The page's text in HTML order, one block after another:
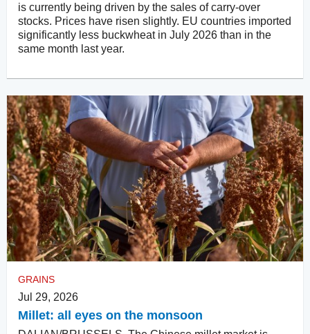
is currently being driven by the sales of carry-over
stocks. Prices have risen slightly. EU countries imported
significantly less buckwheat in July 2026 than in the
same month last year.
GRAINS
Jul 29, 2026
Millet: all eyes on the monsoon